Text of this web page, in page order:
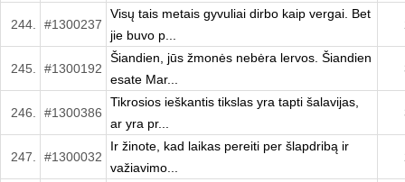
244. #1300237
Visų tais metais gyvuliai dirbo kaip vergai. Bet
jie buvo p...
245. #1300192
Šiandien, jūs žmonės nebėra lervos. Šiandien
esate Mar...
246. #1300386
Tikrosios ieškantis tikslas yra tapti šalavijas,
ar yra pr...
247. #1300032
Ir žinote, kad laikas pereiti per šlapdribą ir
važiavimo...